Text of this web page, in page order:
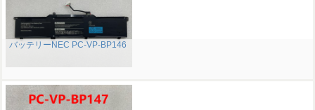
バッテリーNEC PC-VP-BP146